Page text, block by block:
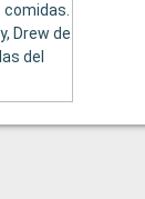
Drew de
del